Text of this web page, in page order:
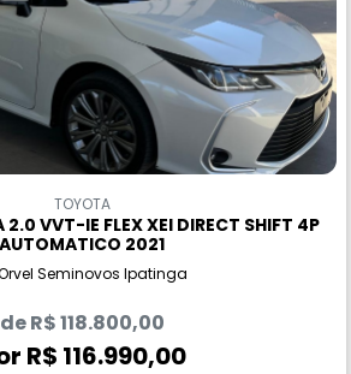
TOYOTA
VVT-IE FLEX XEI DIRECT SHIFT 4P
AUTOMATICO 2021
Seminovos Ipatinga
de R$ 118.800,00
R$ 116.990,00